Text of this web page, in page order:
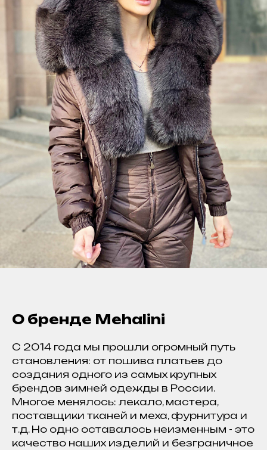
О бренде Mehalini
C 2014 года мы прошли огромный путь
становления: от пошива платьев до
создания одного из самых крупных
брендов зимней одежды в России.
Многое менялось: лекало, мастера,
поставщики тканей и меха, фурнитура и
т.д. Но одно оставалось неизменным - это
качество наших изделий и безграничное